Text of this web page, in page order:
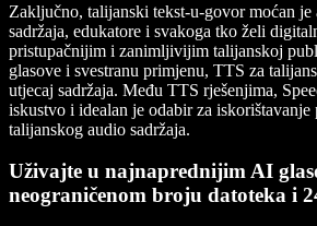
Zaključno, talijanski tekst-u-govor moćan je
sadržaja, edukatore i svakoga tko želi
pristupačnijim i zanimljivijim talijanskoj
glasove i svestranu primjenu, TTS za
utjecaj sadržaja. Među TTS rješenjima,
iskustvo i idealan je odabir za iskorištavanje
talijanskog audio sadržaja.
Uživajte u najnaprednijim AI
neograničenom broju datoteka i